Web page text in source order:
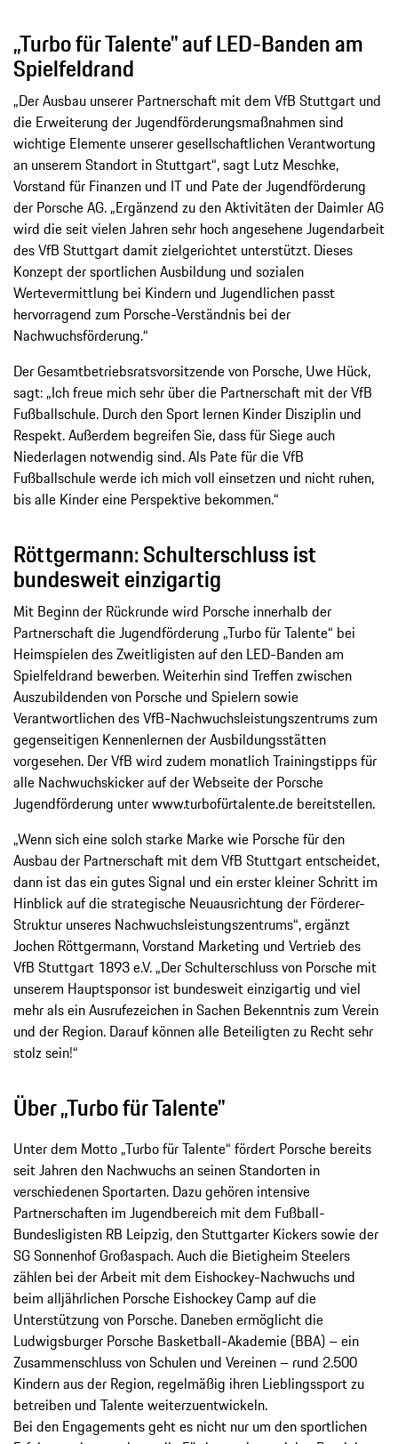
„Turbo für Talente" auf LED-Banden am
Spielfeldrand
„Der Ausbau unserer Partnerschaft mit dem VfB Stuttgart und
die Erweiterung der Jugendförderungsmaßnahmen sind
wichtige Elemente unserer gesellschaftlichen Verantwortung
an unserem Standort in Stuttgart“, sagt Lutz Meschke,
Vorstand für Finanzen und IT und Pate der Jugendförderung
der Porsche AG. „Ergänzend zu den Aktivitäten der Daimler AG
wird die seit vielen Jahren sehr hoch angesehene Jugendarbeit
des VfB Stuttgart damit zielgerichtet unterstützt. Dieses
Konzept der sportlichen Ausbildung und sozialen
Wertevermittlung bei Kindern und Jugendlichen passt
hervorragend zum Porsche-Verständnis bei der
Nachwuchsförderung.“
Der Gesamtbetriebsratsvorsitzende von Porsche, Uwe Hück,
sagt: „Ich freue mich sehr über die Partnerschaft mit der VfB
Fußballschule. Durch den Sport lernen Kinder Disziplin und
Respekt. Außerdem begreifen Sie, dass für Siege auch
Niederlagen notwendig sind. Als Pate für die VfB
Fußballschule werde ich mich voll einsetzen und nicht ruhen,
bis alle Kinder eine Perspektive bekommen.“
Röttgermann: Schulterschluss ist
bundesweit einzigartig
Mit Beginn der Rückrunde wird Porsche innerhalb der
Partnerschaft die Jugendförderung „Turbo für Talente“ bei
Heimspielen des Zweitligisten auf den LED-Banden am
Spielfeldrand bewerben. Weiterhin sind Treffen zwischen
Auszubildenden von Porsche und Spielern sowie
Verantwortlichen des VfB-Nachwuchsleistungszentrums zum
gegenseitigen Kennenlernen der Ausbildungsstätten
vorgesehen. Der VfB wird zudem monatlich Trainingstipps für
alle Nachwuchskicker auf der Webseite der Porsche
Jugendförderung unter www.turbofürtalente.de bereitstellen.
„Wenn sich eine solch starke Marke wie Porsche für den
Ausbau der Partnerschaft mit dem VfB Stuttgart entscheidet,
dann ist das ein gutes Signal und ein erster kleiner Schritt im
Hinblick auf die strategische Neuausrichtung der Förderer-
Struktur unseres Nachwuchsleistungszentrums“, ergänzt
Jochen Röttgermann, Vorstand Marketing und Vertrieb des
VfB Stuttgart 1893 e.V. „Der Schulterschluss von Porsche mit
unserem Hauptsponsor ist bundesweit einzigartig und viel
mehr als ein Ausrufezeichen in Sachen Bekenntnis zum Verein
und der Region. Darauf können alle Beteiligten zu Recht sehr
stolz sein!“
Über „Turbo für Talente"
Unter dem Motto „Turbo für Talente“ fördert Porsche bereits
seit Jahren den Nachwuchs an seinen Standorten in
verschiedenen Sportarten. Dazu gehören intensive
Partnerschaften im Jugendbereich mit dem Fußball-
Bundesligisten RB Leipzig, den Stuttgarter Kickers sowie der
SG Sonnenhof Großaspach. Auch die Bietigheim Steelers
zählen bei der Arbeit mit dem Eishockey-Nachwuchs und
beim alljährlichen Porsche Eishockey Camp auf die
Unterstützung von Porsche. Daneben ermöglicht die
Ludwigsburger Porsche Basketball-Akademie (BBA) – ein
Zusammenschluss von Schulen und Vereinen – rund 2.500
Kindern aus der Region, regelmäßig ihren Lieblingssport zu
betreiben und Talente weiterzuentwickeln.
Bei den Engagements geht es nicht nur um den sportlichen